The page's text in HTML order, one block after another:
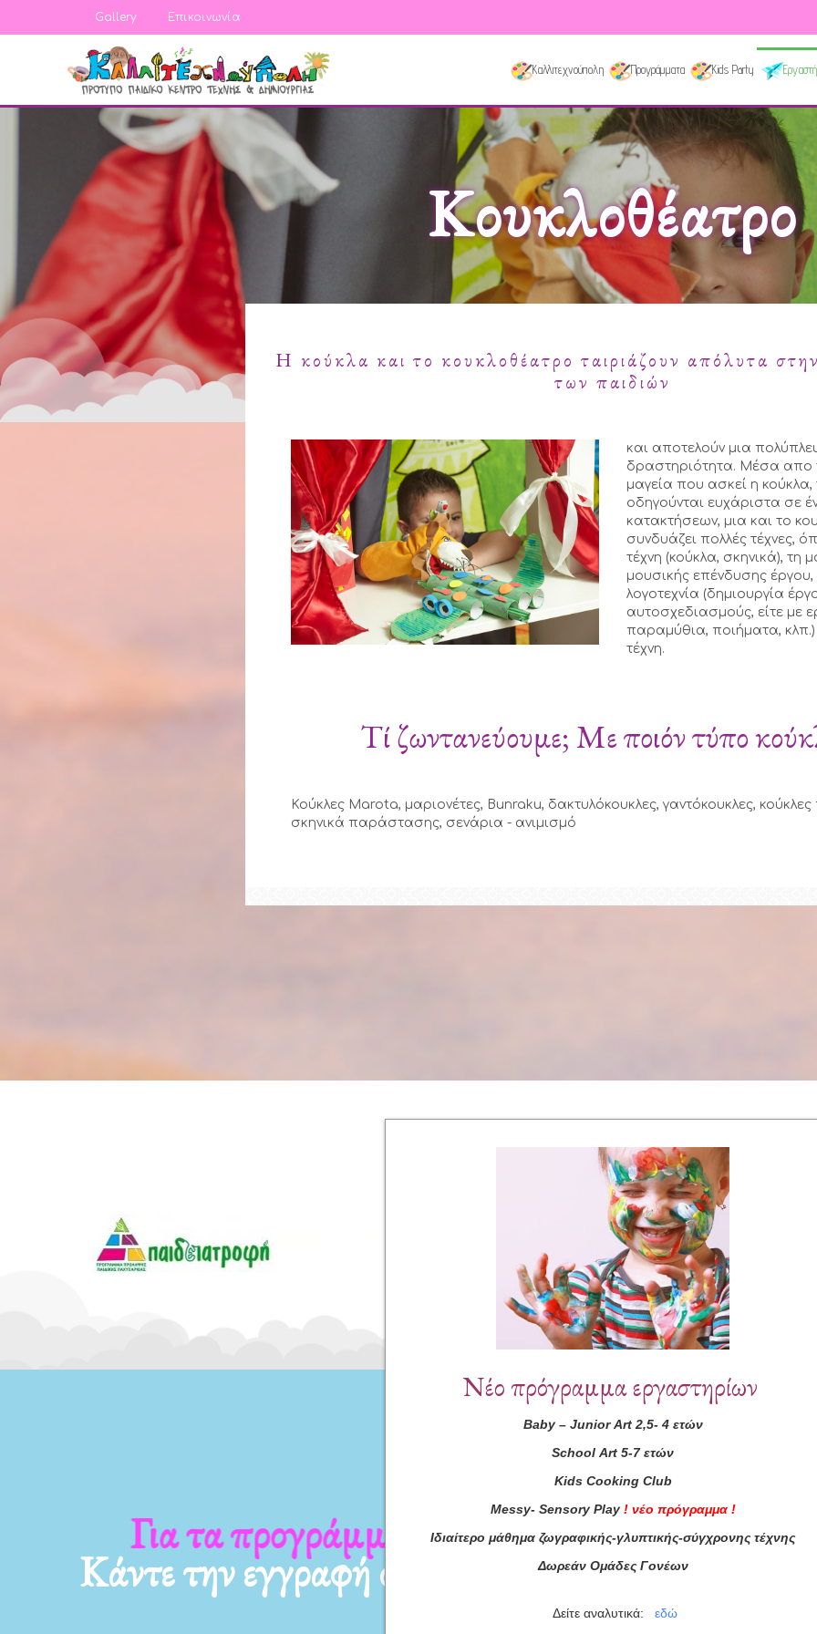
Gallery Επικοινωνία
Καλλιτεχνούπολη Προγράμματα Kids Party
Κουκλοθέατρο
Η κούκλα και το κουκλοθέατρο ταιριάζουν απόλυτα
των παιδιών
και αποτελούν μια
δραστηριότητα. Μέσα απο
μαγεία που ασκεί η κούκλα,
οδηγούνται ευχάριστα σε
κατακτήσεων, μια και το
συνδυάζει πολλές τέχνες,
τέχνη (κούκλα, σκηνικά), τη
μουσικής επένδυσης έργου,
λογοτεχνία (δημιουργία
αυτοσχεδιασμούς, είτε με
παραμύθια, ποιήματα, κλπ.)
τέχνη.
Τί ζωντανεύουμε; Με ποιόν τύπο
Κούκλες Marota, μαριονέτες, Bunraku, δακτυλόκουκλες, γαντόκουκλες, κούκλες
σκηνικά παράστασης, σενάρια - ανιμισμό
Συνεργάτες
Για τα προγράμματά μας
Κάντε την εγγραφή σας τώρα!
διαβάσει τις
Νέο πρόγραμμα εργαστηρίων
Baby– Junior Art2,5- 4 ετών
School Art 5-7 ετών
Kids Cooking Club
Messy- Sensory Play ! νέο πρόγραμμα !
Ιδιαίτερο μάθημα ζωγραφικής-γλυπτικής-σύγχρονης τέχνης
Δωρεάν Ομάδες Γονέων
Δείτε αναλυτικά: εδώ